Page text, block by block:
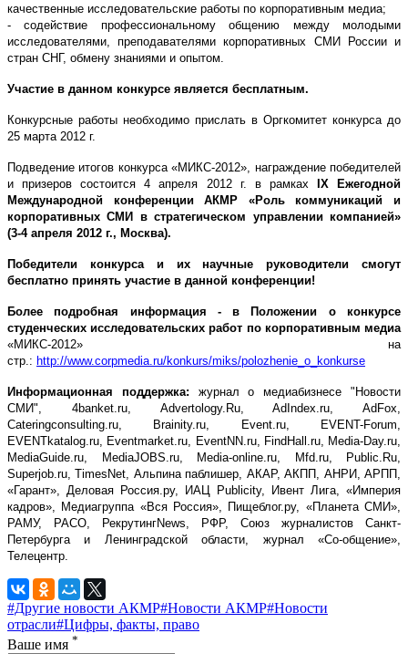
качественные исследовательские работы по корпоративным медиа;
- содействие профессиональному общению между молодыми
исследователями, преподавателями корпоративных СМИ России и
стран СНГ, обмену знаниями и опытом.
Участие в данном конкурсе является бесплатным.
Конкурсные работы необходимо прислать в Оргкомитет конкурса до
25 марта 2012 г.
Подведение итогов конкурса «МИКС-2012», награждение победителей
и призеров состоится 4 апреля 2012 г. в рамках
IX Ежегодной
Международной конференции АКМР «Роль коммуникаций и
корпоративных СМИ в стратегическом управлении компанией»
(3-4 апреля 2012 г., Москва).
Победители конкурса и их научные руководители смогут
бесплатно принять участие в данной конференции!
Более подробная информация - в Положении о конкурсе
студенческих исследовательских работ по корпоративным медиа
«МИКС-2012» на
стр.: http://www.corpmedia.ru/konkurs/miks/polozhenie_o_konkurse
Информационная поддержка: журнал о медиабизнесе "Новости
СМИ", 4banket.ru, Advertology.Ru, AdIndex.ru, AdFox,
Cateringconsulting.ru, Brainity.ru, Event.ru, EVENT-Forum,
EVENTkatalog.ru, Eventmarket.ru, EventNN.ru, FindHall.ru, Media-Day.ru,
MediaGuide.ru, MediaJOBS.ru, Media-online.ru, Mfd.ru, Public.Ru,
Superjob.ru, TimesNet, Альпина паблишер, АКАР, АКПП, АНРИ, АРПП,
«Гарант», Деловая Россия.ру, ИАЦ Publicity, Ивент Лига, «Империя
кадров», Медиагруппа «Вся Россия», Пищеблог.ру, «Планета СМИ»,
РАМУ, РАСО, РекрутингNews, РФР, Союз журналистов Санкт-
Петербурга и Ленинградской области, журнал «Со-общение»,
Телецентр.
#Другие новости АКМР#Новости АКМР#Новости
отрасли#Цифры, факты, право
Ваше имя *